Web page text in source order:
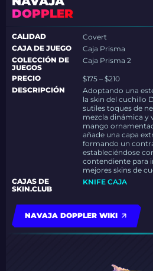
DOPPLER
CALIDAD
Covert
CAJA DE JUEGO
Caja Prisma
COLECCIÓN DE
JUEGOS
Caja Prisma 2
PRECIO
$175 – $210
DESCRIPCIÓN
Adoptando una
la skin del cuchillo
sutiles toques de
mezcla dinámica y
mango
añade una capa
formando un
estableciéndose
contendiente para
mejores skins de
CAJAS DE
SKIN.CLUB
KNIFE CAJA
NAVAJA DOPPLER WIKI